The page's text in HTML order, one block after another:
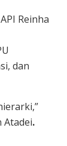
Reinha
dan
Atadei.